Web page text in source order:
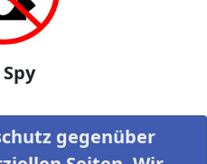
gegenüber